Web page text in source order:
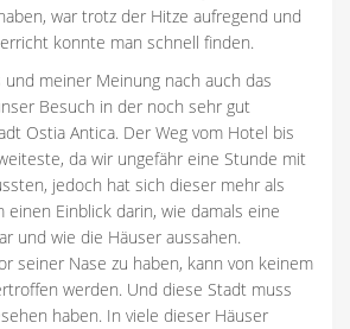
war trotz der Hitze aufregend und
konnte man schnell finden.
und meiner Meinung nach auch das
Besuch in der noch sehr gut
Ostia Antica. Der Weg vom Hotel bis
da wir ungefähr eine Stunde mit
jedoch hat sich dieser mehr als
einen Einblick darin, wie damals eine
und wie die Häuser aussahen.
seiner Nase zu haben, kann von keinem
werden. Und diese Stadt muss
haben. In viele dieser Häuser